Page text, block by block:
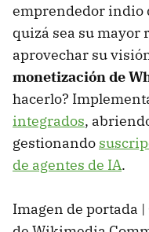
emprendedor indio
quizá sea su mayor
aprovechar su
monetización de
hacerlo?
integrados,
gestionando
de agentes de IA.
Imagen de portada